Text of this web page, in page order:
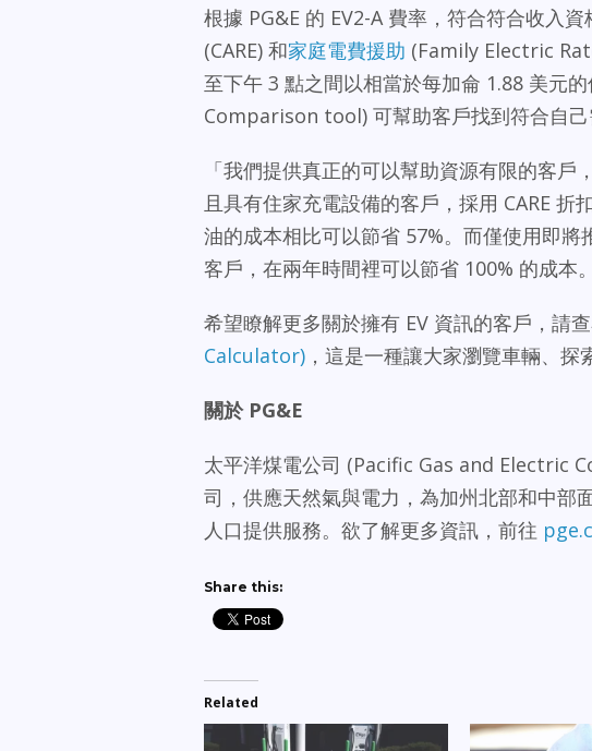
根據 PG&E 的 EV2-A 費率，符合符合收入資
(CARE) 和家庭電費援助 (Family Electric
至下午 3 點之間以相當於每加侖 1.88 美元的
Comparison tool) 可幫助客戶找到符合自己
「我們提供真正的可以幫助資源有限的客
且具有住家充電設備的客戶，採用 CARE
油的成本相比可以節省 57%。而僅使用即將
客戶，在兩年時間裡可以節省 100% 的成本
希望瞭解更多關於擁有 EV 資訊的客戶，請
Calculator) ，這是一種讓大家瀏覽車輛、探
關於PG&E
太平洋煤電公司 (Pacific Gas and Electric
司，供應天然氣與電力，為加州北部和中部
人口提供服務。欲了解更多資訊，前往
Share this:
Related